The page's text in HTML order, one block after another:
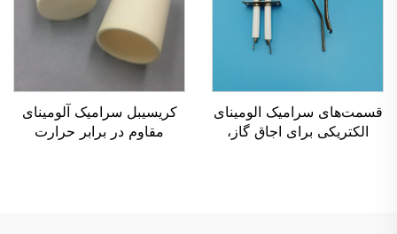
قسمت‌های سرامیک الومینای
الکتریکی برای اجاق گاز،
کریسیبل سرامیک آلومینای
مقاوم در برابر حرارت